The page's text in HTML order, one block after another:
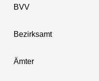
BVV
Bezirksamt
Ämter